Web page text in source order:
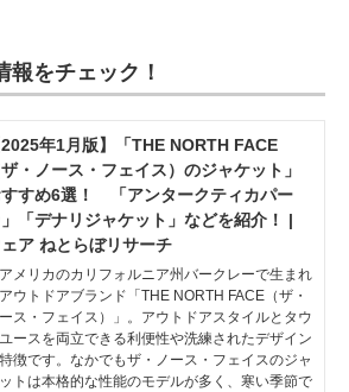
報をチェック！
2025年1月版】「THE NORTH FACE
ザ・ノース・フェイス）のジャケット」
すめ6選！ 「アンタークティカパー
「デナリジャケット」などを紹介！ |
ア ねとらぼリサーチ
メリカのカリフォルニア州バークレーで生まれ
ウトドアブランド「THE NORTH FACE（ザ・
ス・フェイス）」。アウトドアスタイルとタウ
ースを両立できる利便性や洗練されたデザイン
徴です。なかでもザ・ノース・フェイスのジャ
トは本格的な性能のモデルが多く、寒い季節で